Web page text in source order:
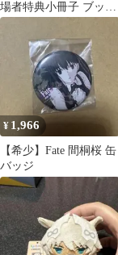
場者特典小冊子 ブック
マーカー しおり ペ
ペロンチーノ
¥ 1,966
【希少】Fate 間桐桜 缶
バッジ